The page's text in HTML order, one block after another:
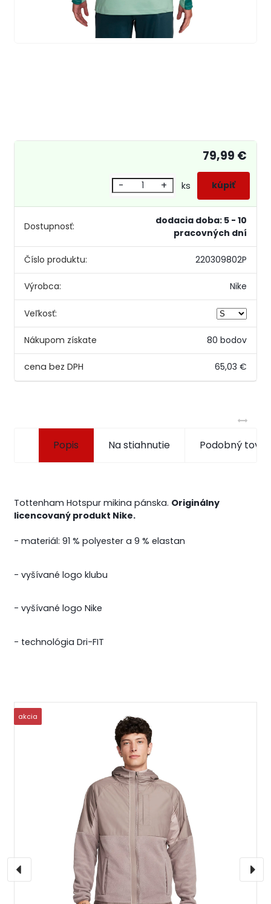
Dostupnosť:
dodacia doba: 5 - 10
pracovných dní
Číslo produktu: 220309802P
Výrobca: Nike
Veľkosť:
Nákupom získate 80 bodov
65,03 €
79,99 €
- + ks
Popis Na stiahnutie Podobný tovar
Tottenham Hotspur mikina pánska. Originálny
licencovaný produkt Nike.
- materiál: 91 % polyester a 9 % elastan
- vyšívané logo klubu
- vyšívané logo Nike
- technológia Dri-FIT
akcia